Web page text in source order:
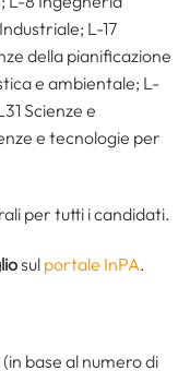
L-17
della pianificazione
e ambientale; L-
Scienze e
e tecnologie per
per tutti i candidati.
sul portale InPA.
(in base al numero di